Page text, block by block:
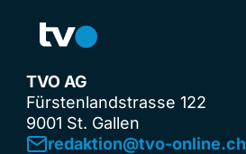
TVO AG
Fürstenlandstrasse 122
9001 St. Gallen
redaktion@tvo-online.ch